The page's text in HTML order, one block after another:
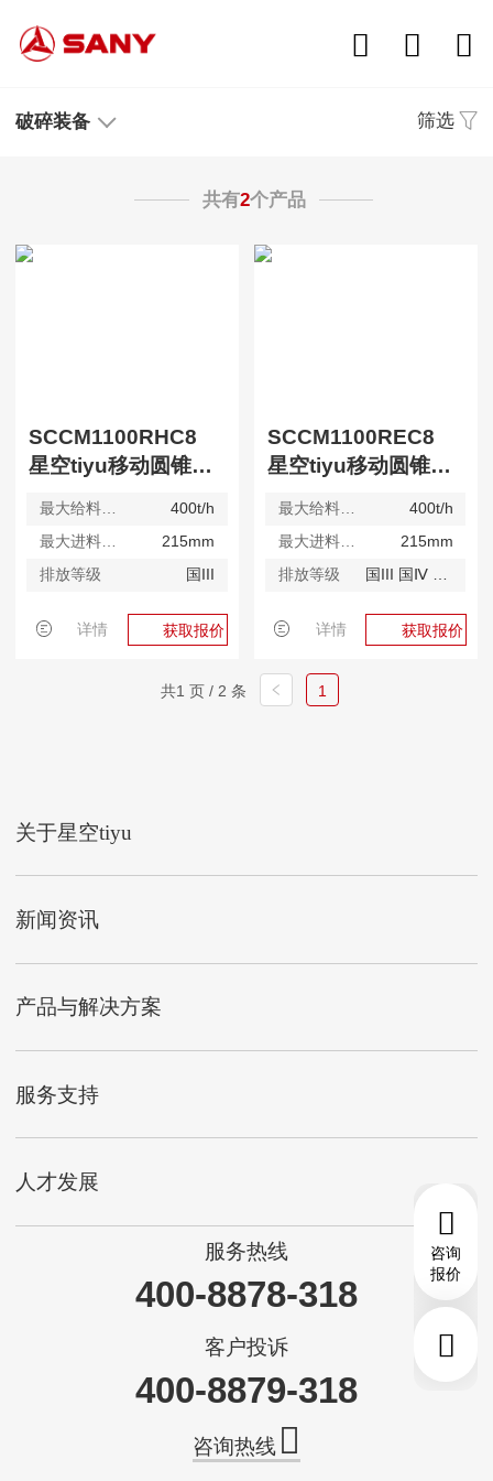
破碎装备 筛选
共有2个产品
SCCM1100RHC8
星空tiyu移动圆锥式破碎站（油电版）
最大给料能力
400t/h
最大进料尺寸
215mm
排放等级
国III
详情 获取报价
SCCM1100REC8
星空tiyu移动圆锥式破碎站（电动版）
最大给料能力
400t/h
最大进料尺寸
215mm
排放等级
详情 获取报价
共1 页 / 2 条 1
关于星空tiyu
新闻资讯
产品与解决方案
服务支持
人才发展
服务热线
400-8878-318
客户投诉
400-8879-318
咨询热线
咨询
报价